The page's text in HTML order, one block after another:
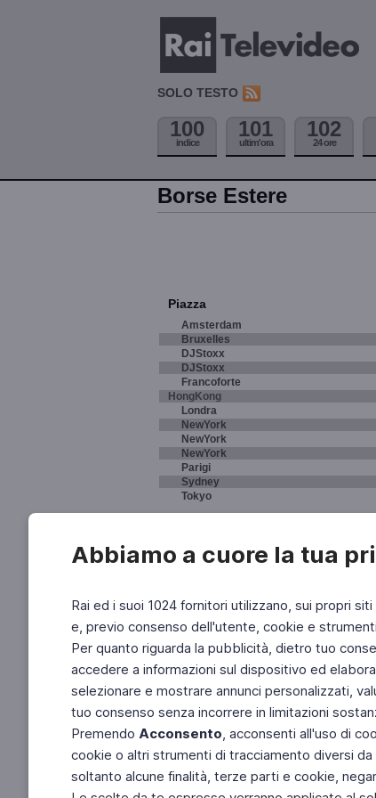
Abbiamo a cuore la tua
Rai ed i suoi 1024 fornitori utilizzano, sui propri
e, previo consenso dell'utente, cookie e
Per quanto riguarda la pubblicità, dietro tuo
accedere a informazioni sul dispositivo ed
selezionare e mostrare annunci personalizzati,
tuo consenso senza incorrere in limitazioni
Premendo Acconsento, acconsenti all'uso di
cookie o altri strumenti di tracciamento diversi
soltanto alcune finalità, terze parti e cookie,
SOLO TESTO
100
indice
101
ultim'ora
102
24 ore
Borse Estere
Piazza
Amsterdam
Bruxelles
DJStoxx
DJStoxx
Francoforte
HongKong
Londra
NewYork
NewYork
NewYork
Parigi
Sydney
Tokyo